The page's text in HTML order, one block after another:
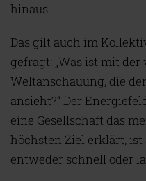
hinaus.
Das gilt auch im
gefragt: „Was ist mit
Weltanschauung, die
ansieht?“ Der
eine Gesellschaft das
höchsten Ziel erklärt, ist
entweder schnell oder